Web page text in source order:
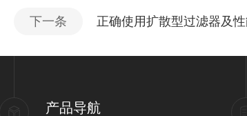
下一条 正确使用扩散型过滤器及
产品导航